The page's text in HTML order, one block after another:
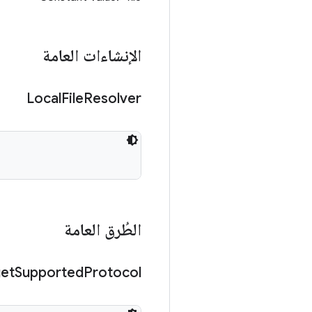
الإنشاءات العامة
LocalFileResolver
الطُرق العامة
SupportedProtocol